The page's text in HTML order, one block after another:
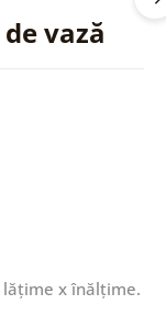
vază
x înălțime.